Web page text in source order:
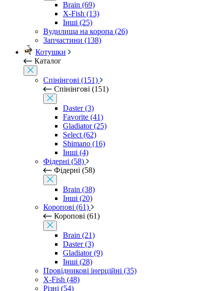
Brain (69)
X-Fish (13)
Інші (25)
Вудилища на коропа (26)
Запчастини (138)
Котушки
Каталог
Спінінгові (151)
Спінінгові (151)
Daster (3)
Favorite (41)
Gladiator (25)
Select (62)
Shimano (16)
Інші (4)
Фідерні (58)
Фідерні (58)
Brain (38)
Інші (20)
Коропові (61)
Коропові (61)
Brain (21)
Daster (3)
Gladiator (9)
Інші (28)
Провідникові інерційні (35)
X-Fish (48)
Різні (54)